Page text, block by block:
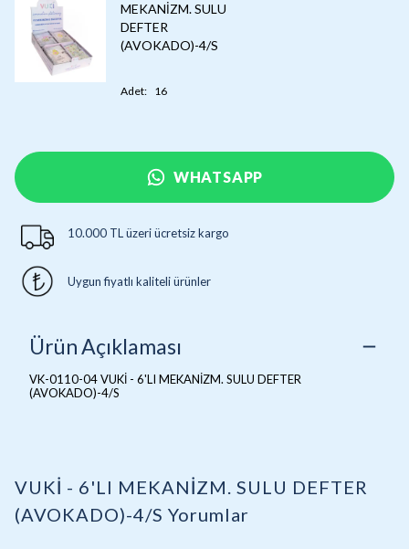
MEKANİZM. SULU
DEFTER
(AVOKADO)-4/S
Adet: 16
WHATSAPP
10.000 TL üzeri ücretsiz kargo
Uygun fiyatlı kaliteli ürünler
Ürün Açıklaması
VK-0110-04 VUKİ - 6'LI MEKANİZM. SULU DEFTER
(AVOKADO)-4/S
VUKİ - 6'LI MEKANİZM. SULU DEFTER
(AVOKADO)-4/S Yorumlar